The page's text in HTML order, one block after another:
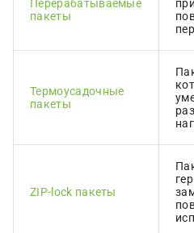
Перерабатываемые
пакеты
Термоусадочные
пакеты
ZIP-lock пакеты